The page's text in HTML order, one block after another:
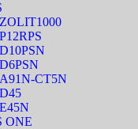
ZOLIT1000
P12RPS
D10PSN
D6PSN
A91N-CT5N
D45
E45N
ONE